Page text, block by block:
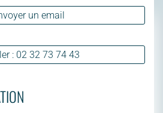
un email
: 02 32 73 74 43